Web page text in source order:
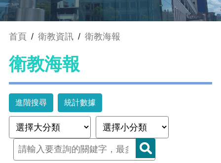
首頁 / 衛教資訊 / 衛教海報
衛教海報
進階搜尋 統計數據